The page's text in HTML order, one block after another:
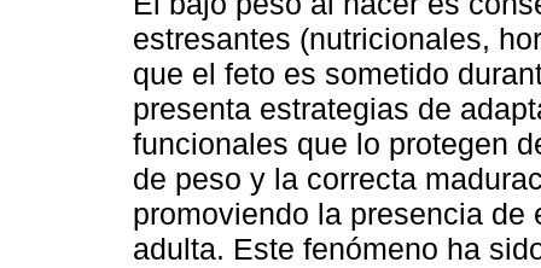
estresantes (nutricionales,
que el feto es sometido
presenta estrategias de
funcionales que lo protegen
de peso y la correcta
promoviendo la presencia de
adulta. Este fenómeno ha